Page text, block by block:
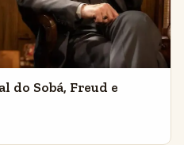
do Sobá, Freud e